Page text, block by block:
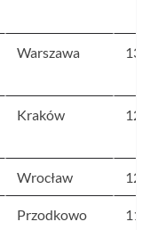
Warszawa 131
Kraków 129
Wrocław 120
Przodkowo 119